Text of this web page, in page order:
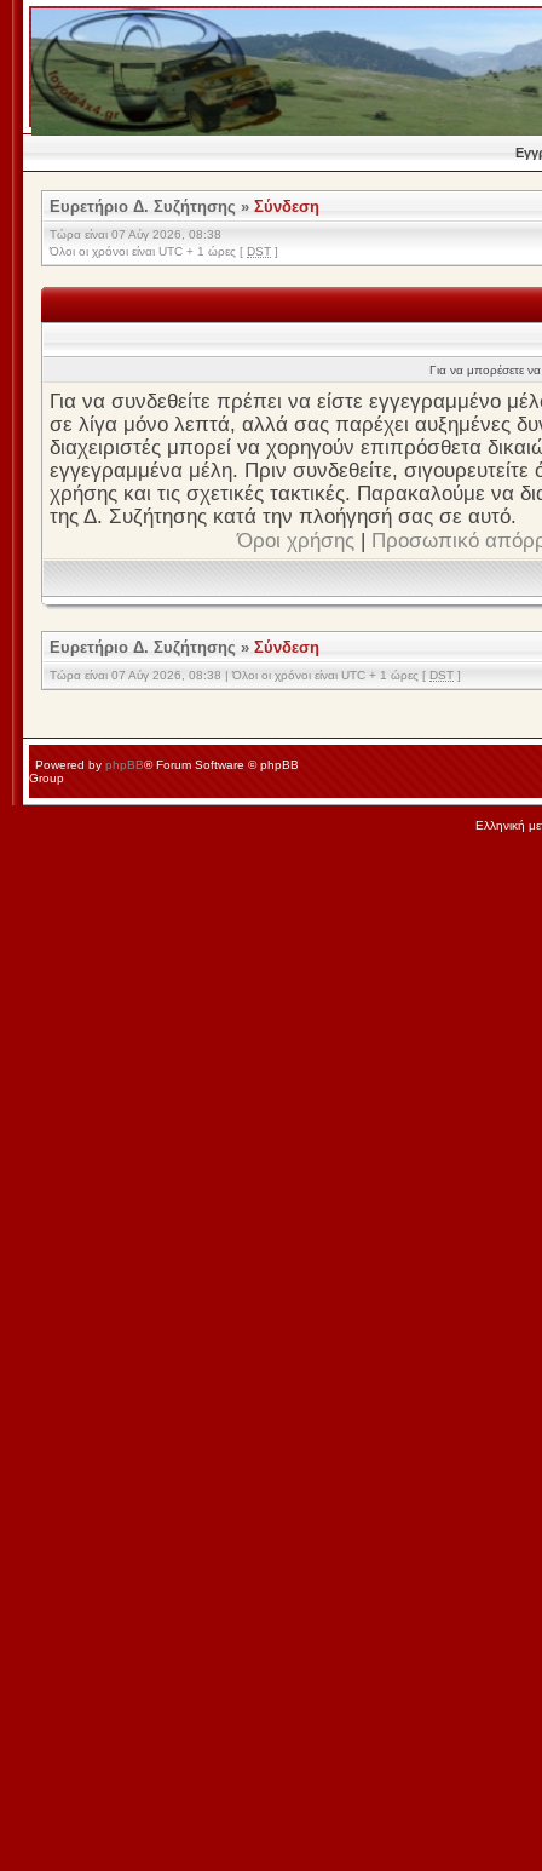
Ευρετήριο Δ. Συζήτησης » Σύνδεση
Τώρα είναι 07 Αύγ 2026, 08:38
Όλοι οι χρόνοι είναι UTC + 1 ώρες [ DST ]
Για να μπορέσετε να
Για να συνδεθείτε πρέπει να είστε εγγεγραμμένο
σε λίγα μόνο λεπτά, αλλά σας παρέχει αυξημένες
διαχειριστές μπορεί να χορηγούν επιπρόσθετα
εγγεγραμμένα μέλη. Πριν συνδεθείτε, σιγουρευτείτε
χρήσης και τις σχετικές τακτικές. Παρακαλούμε να
της Δ. Συζήτησης κατά την πλοήγησή σας σε αυτό.
Όροι χρήσης | Προσωπικό
Ευρετήριο Δ. Συζήτησης » Σύνδεση
Τώρα είναι 07 Αύγ 2026, 08:38 | Όλοι οι χρόνοι είναι UTC + 1 ώρες [ DST ]
Powered by phpBB® Forum Software © phpBB
Group
Ελληνική